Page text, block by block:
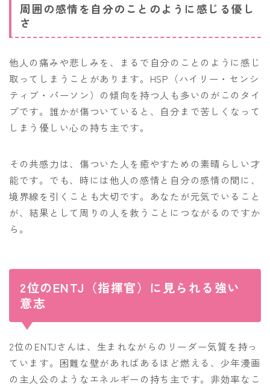
周囲の感情を自分のことのように感じる優し
さ
他人の痛みや悲しみを、まるで自分のことのように感じ
取ってしまうことがあります。HSP（ハイリー・センシ
ティブ・パーソン）の傾向を持つ人も多いのがこのタイ
プです。誰かが傷ついていると、自分まで苦しくなって
しまう優しい心の持ち主です。
その共感力は、傷ついた人を癒やすための素晴らしい才
能です。でも、時には他人の感情と自分の感情の間に、
境界線を引くことも大切です。あなたが元気でいること
が、結果として周りの人を救うことにつながるのですか
ら。
2位のENTJ（指揮官）に見られる強い
意志
2位のENTJさんは、生まれながらのリーダー気質を持っ
ています。困難な壁があればあるほど燃える、少年漫画
の主人公のようなエネルギーの持ち主です。非効率なこ